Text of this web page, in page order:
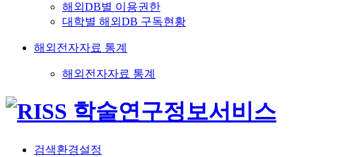
해외DB별 이용권한
대학별 해외DB 구독현황
해외전자자료 통계
해외전자자료 통계
검색환경설정